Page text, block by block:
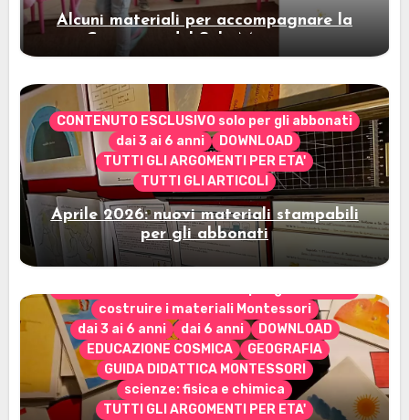
Alcuni materiali per accompagnare la
Cerimonia del Sole Montessori
CONTENUTO ESCLUSIVO solo per gli abbonati
dai 3 ai 6 anni
DOWNLOAD
TUTTI GLI ARGOMENTI PER ETA'
TUTTI GLI ARTICOLI
Aprile 2026: nuovi materiali stampabili
per gli abbonati
costruire i materiali Montessori
dai 3 ai 6 anni
dai 6 anni
DOWNLOAD
EDUCAZIONE COSMICA
GEOGRAFIA
GUIDA DIDATTICA MONTESSORI
scienze: fisica e chimica
TUTTI GLI ARGOMENTI PER ETA'